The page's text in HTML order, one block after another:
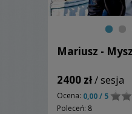
Mariusz -
2400 zł/ sesja
Ocena: 0,00 / 5
Poleceń: 8